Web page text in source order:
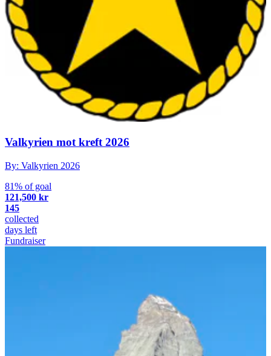
Valkyrien mot kreft 2026
By: Valkyrien 2026
81% of goal
121,500 kr
145
collected
days left
Fundraiser